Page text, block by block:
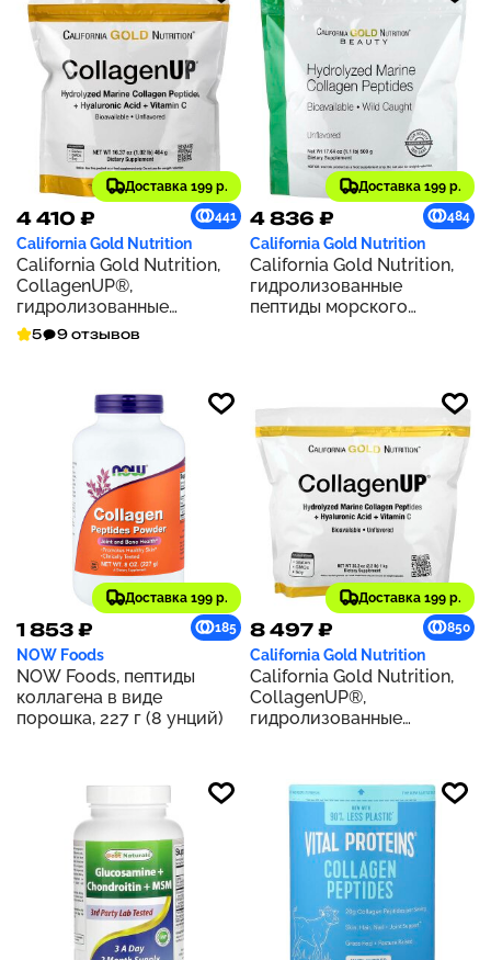
Доставка 199 р.
4 410 ₽ 441
California Gold Nutrition
California Gold Nutrition,
CollagenUP®,
гидролизованные
пептиды морского
коллагена с
витамином C, с
нейтральным вкусом, 464
г (1,02 фунта)
5 9 отзывов
Доставка 199 р.
4 836 ₽ 484
California Gold Nutrition
California Gold Nutrition,
гидролизованные
пептиды морского
Доставка 199 р.
1 853 ₽ 185
NOW Foods
NOW Foods, пептиды
коллагена в виде
порошка, 227 г (8 унций)
Доставка 199 р.
8 497 ₽ 850
California Gold Nutrition
California Gold Nutrition,
CollagenUP®,
гидролизованные
гиалуроновой кислотой и
витамином C, с
нейтральным вкусом, 1 кг
(2,2 фунта)